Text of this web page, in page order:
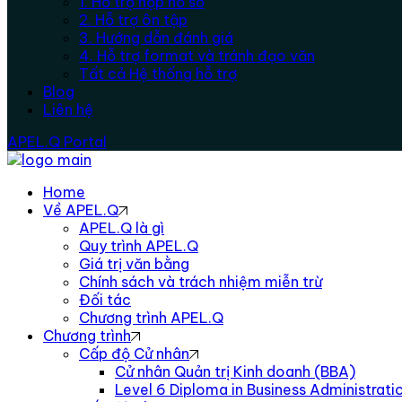
2. Hỗ trợ ôn tập
3. Hướng dẫn đánh giá
4. Hỗ trợ format và tránh đạo văn
Tất cả Hệ thống hỗ trợ
Blog
Liên hệ
APEL.Q Portal
Home
Về APEL.Q
APEL.Q là gì
Quy trình APEL.Q
Giá trị văn bằng
Chính sách và trách nhiệm miễn trừ
Đối tác
Chương trình APEL.Q
Chương trình
Cấp độ Cử nhân
Cử nhân Quản trị Kinh doanh (BBA)
Level 6 Diploma in Business